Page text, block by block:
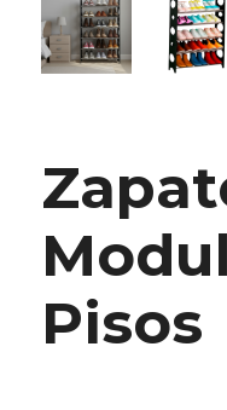
Pisos